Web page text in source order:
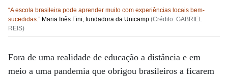
“A escola brasileira pode aprender muito com experiências locais bem-
sucedidas.” Maria Inês Fini, fundadora da Unicamp (Crédito: GABRIEL
REIS)
Fora de uma realidade de educação a distância e em
meio a uma pandemia que obrigou brasileiros a ficarem